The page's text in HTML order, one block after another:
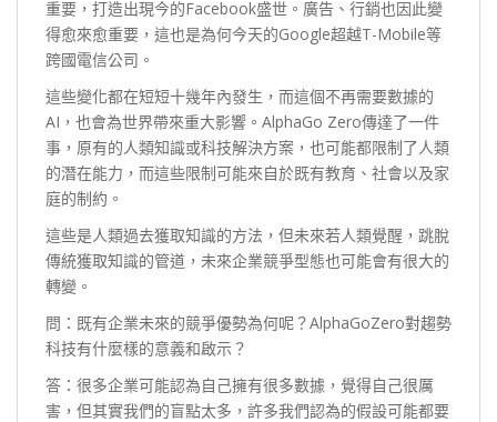
重要，打造出現今的Facebook盛世。廣告、行銷也因此變
得愈來愈重要，這也是為何今天的Google超越T-Mobile等
跨國電信公司。
這些變化都在短短十幾年內發生，而這個不再需要數據的
AI，也會為世界帶來重大影響。AlphaGo Zero傳達了一件
事，原有的人類知識或科技解決方案，也可能都限制了人類
的潛在能力，而這些限制可能來自於既有教育、社會以及家
庭的制約。
這些是人類過去獲取知識的方法，但未來若人類覺醒，跳脫
傳統獲取知識的管道，未來企業競爭型態也可能會有很大的
轉變。
問：既有企業未來的競爭優勢為何呢？AlphaGoZero對趨勢
科技有什麼樣的意義和啟示？
答：很多企業可能認為自己擁有很多數據，覺得自己很厲
害，但其實我們的盲點太多，許多我們認為的假設可能都要